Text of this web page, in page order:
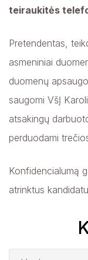
teiraukitės
Pretendentas,
asmeniniai
duomenų
saugomi VšĮ
atsakingų
perduodami
Konfidencialumą
atrinktus